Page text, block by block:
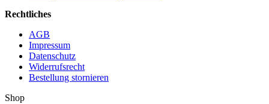
Rechtliches
AGB
Impressum
Datenschutz
Widerrufsrecht
Bestellung stornieren
Shop